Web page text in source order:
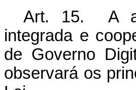
Art. 15. A
integrada e
de Governo
observará os